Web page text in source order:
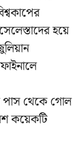
হয়ে
পাস থেকে গোল
কয়েকটি